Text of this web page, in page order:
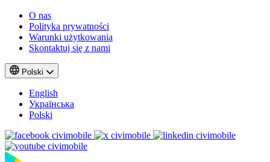
O nas
Polityka prywatności
Warunki użytkowania
Skontaktuj się z nami
Polski
English
Українська
Polski